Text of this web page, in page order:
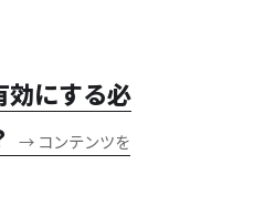
効にする必
→ コンテンツを